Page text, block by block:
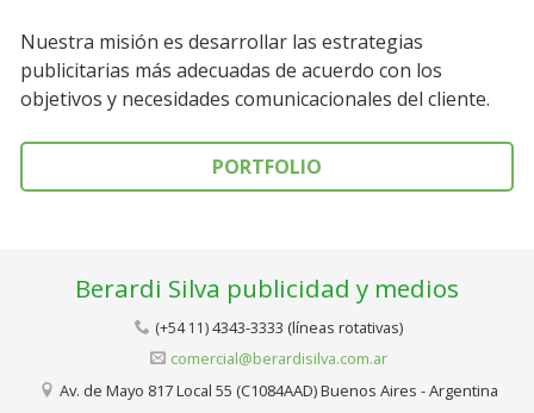
Nuestra misión es desarrollar las estrategias
publicitarias más adecuadas de acuerdo con los
objetivos y necesidades comunicacionales del cliente.
PORTFOLIO
Berardi Silva publicidad y medios
(+54 11)4343-3333 (líneas rotativas)
comercial@berardisilva.com.ar
Av. de Mayo 817 Local 55 (C1084AAD) Buenos Aires - Argentina